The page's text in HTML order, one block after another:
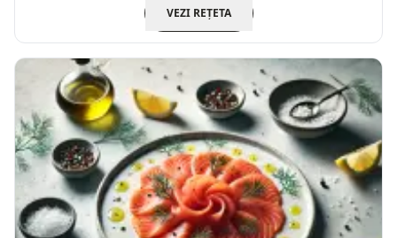
obține o textură corespunzătoare. Asigură-te că
mașina de tocat este curată și în stare bună,
astfel încât carnea să fie tocată uniform.
VEZI REȚETA